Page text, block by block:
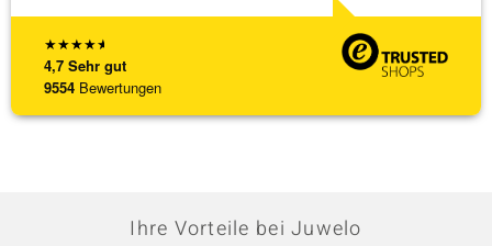
★★★★★
4,7 Sehr gut
9554 Bewertungen
Ihre Vorteile bei Juwelo